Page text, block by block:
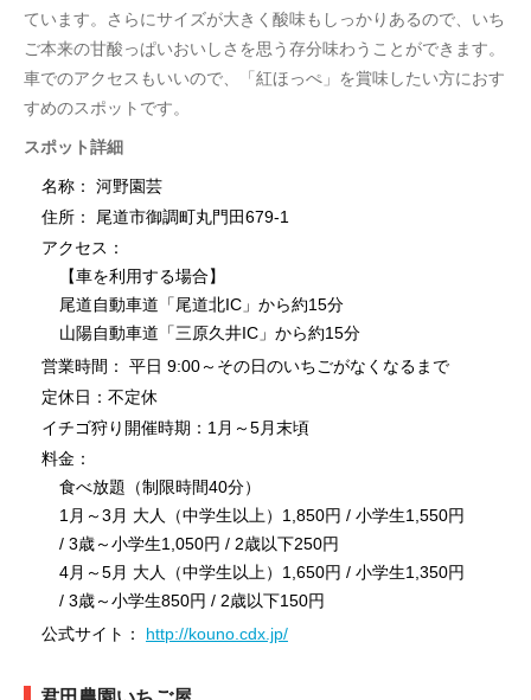
ています。さらにサイズが大きく酸味もしっかりあるので、いち
ご本来の甘酸っぱいおいしさを思う存分味わうことができます。
車でのアクセスもいいので、「紅ほっぺ」を賞味したい方におす
すめのスポットです。
スポット詳細
名称： 河野園芸
住所： 尾道市御調町丸門田679-1
アクセス：
【車を利用する場合】
尾道自動車道「尾道北IC」から約15分
山陽自動車道「三原久井IC」から約15分
営業時間： 平日 9:00～その日のいちごがなくなるまで
定休日：不定休
イチゴ狩り開催時期：1月～5月末頃
料金：
食べ放題（制限時間40分）
1月～3月 大人（中学生以上）1,850円 / 小学生1,550円
/ 3歳～小学生1,050円 / 2歳以下250円
4月～5月 大人（中学生以上）1,650円 / 小学生1,350円
/ 3歳～小学生850円 / 2歳以下150円
公式サイト： http://kouno.cdx.jp/